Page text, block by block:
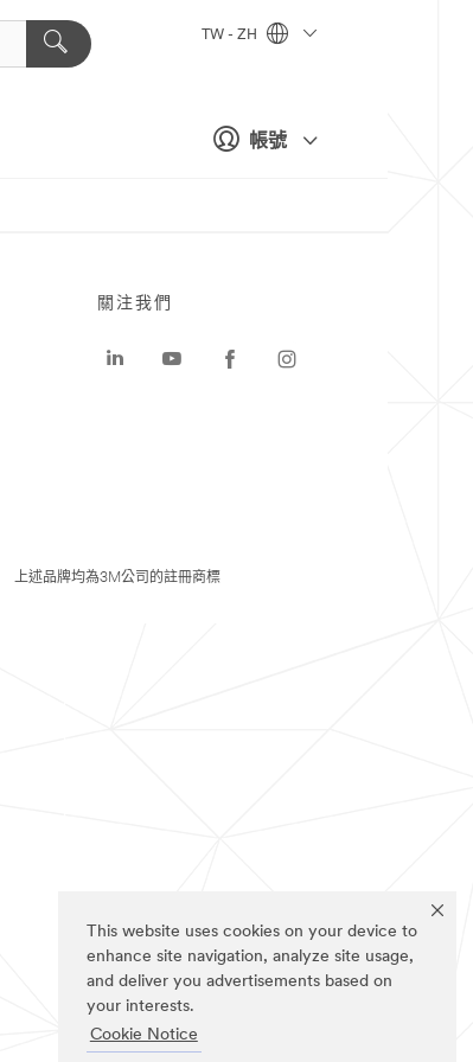
This website uses cookies on your device to
enhance site navigation, analyze site usage,
and deliver you advertisements based on
your interests.
Cookie Notice
帳號
TW - ZH
關注我們
上述品牌均為3M公司的註冊商標